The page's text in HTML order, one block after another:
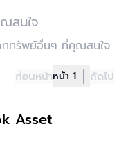
สนใจ
ททรัพย์อื่นๆ ที่คุณสนใจ
ก่อนหน้าหน้า 1 ถัดไป
Asset